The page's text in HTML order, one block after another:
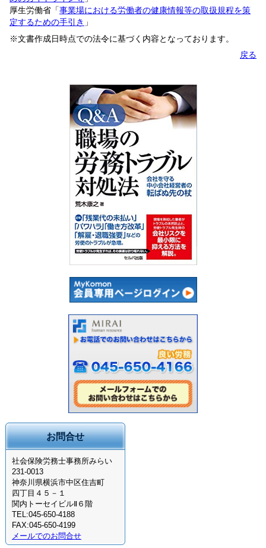
厚生労働省「事業場における労働者の健康情報等の取扱規程を策
定するための手引き 」
※文書作成日時点での法令に基づく内容となっております。
戻る
お問合せ
社会保険労務士事務所みらい
231-0013
神奈川県横浜市中区住吉町
四丁目４５－１
関内トーセイビルⅡ６階
TEL:045-650-4188
FAX:045-650-4199
メールでのお問合せ